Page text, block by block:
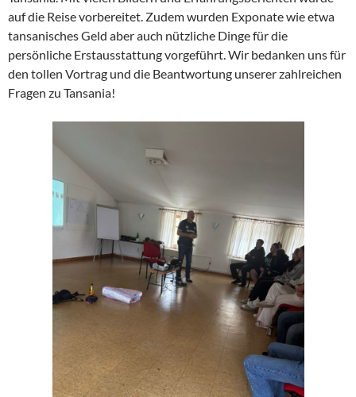
auf die Reise vorbereitet. Zudem wurden Exponate wie etwa
tansanisches Geld aber auch nützliche Dinge für die
persönliche Erstausstattung vorgeführt. Wir bedanken uns für
den tollen Vortrag und die Beantwortung unserer zahlreichen
Fragen zu Tansania!